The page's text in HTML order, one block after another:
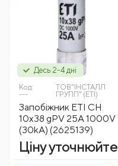
Десь 2-4 дні
Код:
---
ТОВ"ІНСТАЛЛ
ГРУПП" (ETI)
Запобіжник ETI CH
10x38 gPV 25A 1000V
(30kA) (2625139)
Ціну уточнюйте